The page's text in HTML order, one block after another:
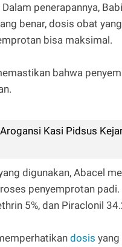
penerapannya,
benar, dosis obat
bisa maksimal.
bahwa
Kasi Pidsus
digunakan, Abacel
penyemprotan
5%, dan Piraclonil
dosis